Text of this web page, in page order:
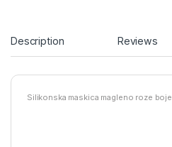
Description Reviews
Silikonska maskica magleno roze boje